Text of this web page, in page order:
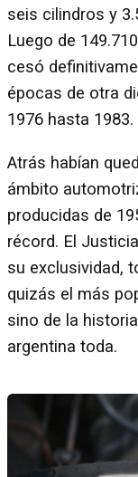
seis cilindros y
Luego de
cesó
épocas de otra
1976 hasta 1983.
Atrás habían
ámbito
producidas de
récord. El
su exclusividad,
quizás el más
sino de la
argentina toda.